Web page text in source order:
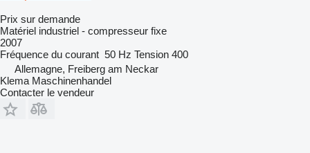
Prix sur demande
Matériel industriel - compresseur fixe
2007
Fréquence du courant 50 Hz Tension 400
Allemagne, Freiberg am Neckar
Klema Maschinenhandel
Contacter le vendeur